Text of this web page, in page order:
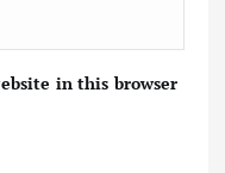
in this browser